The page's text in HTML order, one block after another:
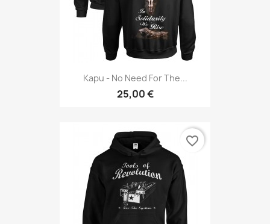
Kapu - No Need For The...
25,00 €
favorite_border